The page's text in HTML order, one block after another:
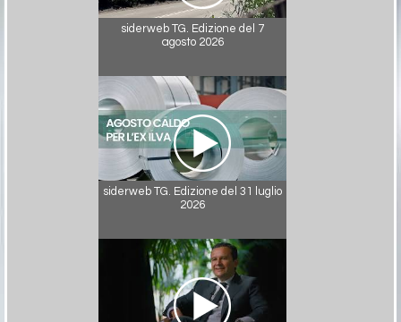
siderweb TG. Edizione del 7
agosto 2026
siderweb TG. Edizione del 31 luglio
2026